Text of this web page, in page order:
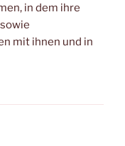
in dem ihre
mit ihnen und in